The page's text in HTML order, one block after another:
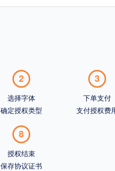
2
选择字体
确定授权类型
3
下单支付
支付授权费
8
授权结束
保存协议证书